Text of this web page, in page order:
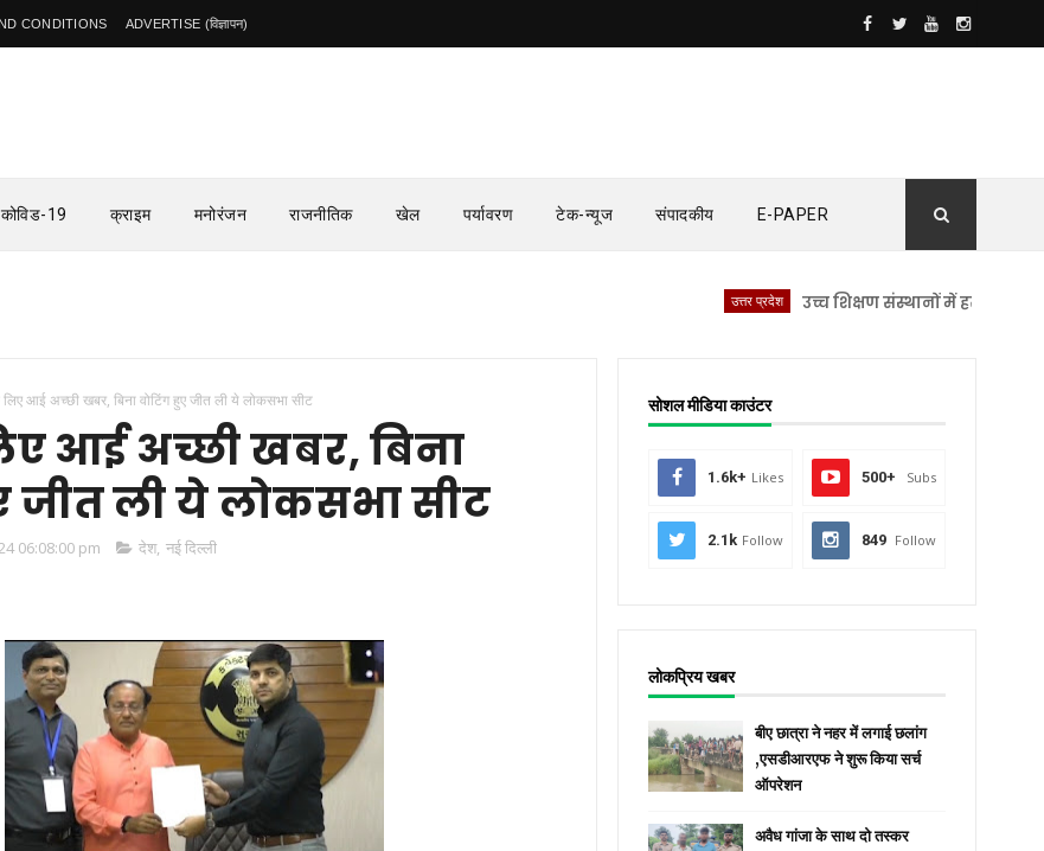
CONDITIONS ADVERTISE (विज्ञापन)
कोविड-19 क्राइम मनोरंजन राजनीतिक खेल पर्यावरण टेक-न्यूज संपादकीय E-PAPER
उच्च शिक्षण संस्थानों में हर दिन होगी
आई अच्छी खबर, बिना वोटिंग हुए जीत ली ये लोकसभा सीट
आई अच्छी खबर, बिना
जीत ली ये लोकसभा सीट
06:08:00 pm देश, नई दिल्ली
सोशल मीडिया काउंटर
1.6k+ Likes 500+ Subs
2.1k Follow 849 Follow
लोकप्रिय खबर
बीए छात्रा ने नहर में लगाई छलांग
,एसडीआरएफ ने शुरू किया सर्च
ऑपरेशन
अवैध गांजा के साथ दो तस्कर